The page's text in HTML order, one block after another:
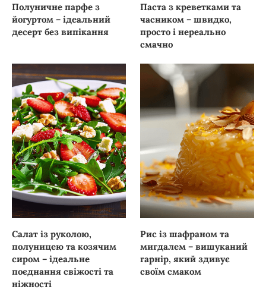
Полуничне парфе з
йогуртом – ідеальний
десерт без випікання
Паста з креветками та
часником – швидко,
просто і нереально
смачно
Салат із руколою,
полуницею та козячим
сиром – ідеальне
поєднання свіжості та
ніжності
Рис із шафраном та
мигдалем – вишуканий
гарнір, який здивує
своїм смаком